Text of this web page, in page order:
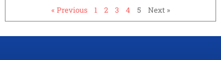
« Previous 1 2 3 4 5 Next »